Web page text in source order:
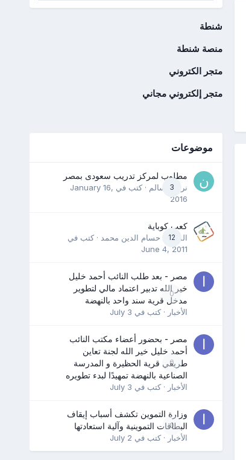
شنطة
منصة شنطة
متجر الكتروني
متجر إلكتروني مجاني
موضوعات
3
مطلوب لمركز تدريب سعودى بمصر
نرمين سالم · كتب في January 16,
2016
12
كعب كوباية
المدرب حسام الدين محمد · كتب في
June 4, 2011
0
مصر - بعد طلب النائب أحمد خليل
خير الله تدبير اعتماد مالي لتطوير
مدخل قرية سند واحد بالنهضة
الأخبار · كتب في July 3
0
مصر - بحضور أعضاء مكتب النائب
أحمد خليل خير الله لجنة تعاين
طريقي قرية الحظيرة و المدرسة
الصناعية بالنهضة تمهيدًا لبدء تطويره
الأخبار · كتب في July 3
0
وزارة التموين تكشف أسباب إيقاف
البطاقات التموينية وآلية استعادتها
الأخبار · كتب في July 2